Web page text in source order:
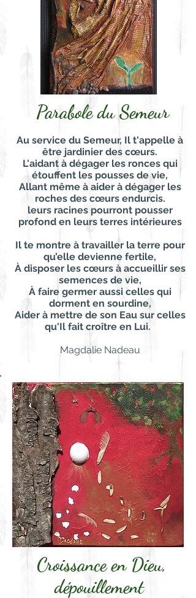
Parabole du Semeur
Au service du Semeur, Il t'appelle à
être jardinier des cœurs.
L'aidant à dégager les ronces qui
étouffent les pousses de vie,
Allant même à aider à dégager les
roches des cœurs endurcis.
leurs racines pourront pousser
profond en leurs terres intérieures
Il te montre à travailler la terre pour
qu’elle devienne fertile,
À disposer les cœurs à accueillir ses
semences de vie,
À faire germer aussi celles qui
dorment en sourdine,
Aider à mettre de son Eau sur celles
qu'Il fait croître en Lui.
Magdalie Nadeau
Croissance en Dieu,
dépouillement